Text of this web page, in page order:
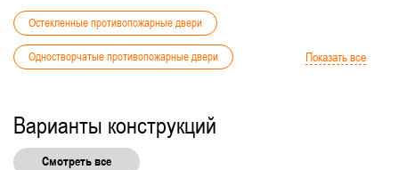
Остекленные противопожарные двери
Одностворчатые противопожарные двери
Белые Для гостиниц
Для детского сада
Показать все
Варианты конструкций
Смотреть все